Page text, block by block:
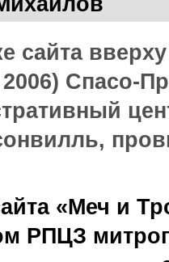
сайта
Спасо-
«Меч и
РПЦЗ